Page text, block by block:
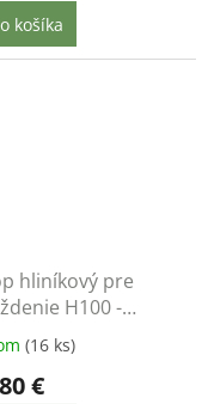
košíka
hliníkový pre
H100 -
- nosnosť do
(16 ks)
€